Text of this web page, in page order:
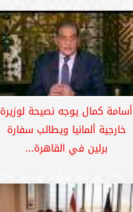
أسامة كمال يوجه نصيحة لوزيرة
خارجية ألمانيا ويطالب سفارة
برلين في القاهرة...